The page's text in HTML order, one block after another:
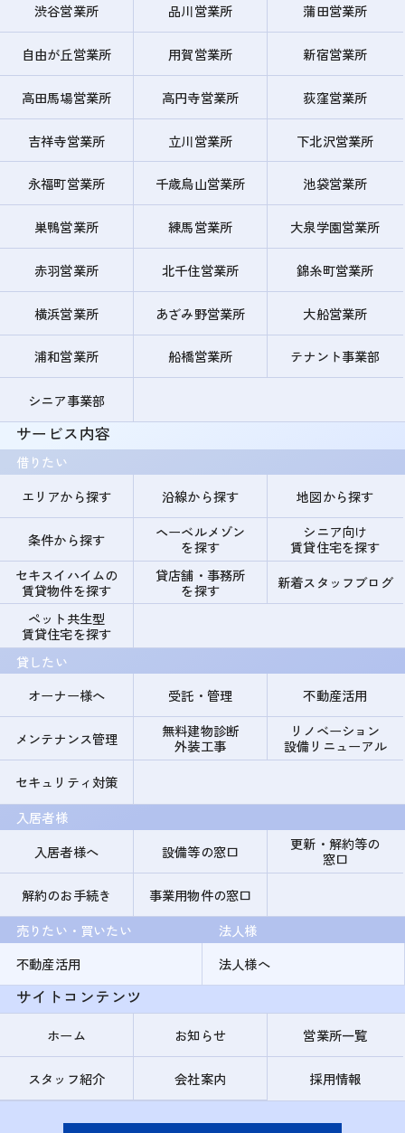
渋谷営業所 品川営業所 蒲田営業所
自由が丘営業所 用賀営業所 新宿営業所
高田馬場営業所 高円寺営業所 荻窪営業所
吉祥寺営業所 立川営業所 下北沢営業所
永福町営業所 千歳烏山営業所 池袋営業所
巣鴨営業所 練馬営業所 大泉学園営業所
赤羽営業所 北千住営業所 錦糸町営業所
横浜営業所 あざみ野営業所 大船営業所
浦和営業所 船橋営業所 テナント事業部
シニア事業部
サービス内容
借りたい
エリアから探す
沿線から探す 地図から探す
条件から探す
ヘーベルメゾン
を探す
シニア向け
賃貸住宅を探す
セキスイハイムの
賃貸物件を探す
貸店舗・事務所
を探す
新着スタッフブログ
ペット共生型
賃貸住宅を探す
貸したい
オーナー様へ
受託・管理 不動産活用
メンテナンス管理
無料建物診断
外装工事
リノベーション
設備リニューアル
セキュリティ対策
入居者様
入居者様へ
設備等の窓口
更新・解約等の
窓口
解約のお手続き
事業用物件の窓口
売りたい・買いたい
不動産活用
法人様
法人様へ
サイトコンテンツ
ホーム お知らせ 営業所一覧
スタッフ紹介 会社案内 採用情報